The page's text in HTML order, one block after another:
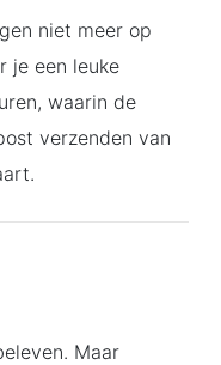
niet meer op
je een leuke
waarin de
verzenden van
Maar